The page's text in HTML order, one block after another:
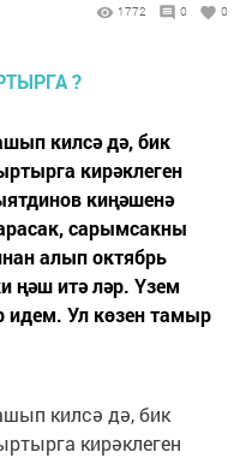
1772 0 0
килсә дә, бик
кирәклеген
киңәшенә
сарымсакны
алып октябрь
ңәш итә ләр. Үзем
идем. Ул көзен тамыр
килсә дә, бик
кирәклеген